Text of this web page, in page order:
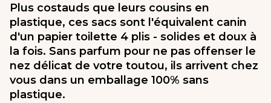
Plus costauds que leurs cousins en
plastique, ces sacs sont l'équivalent canin
d'un papier toilette 4 plis - solides et doux à
la fois. Sans parfum pour ne pas offenser le
nez délicat de votre toutou, ils arrivent chez
vous dans un emballage 100% sans
plastique.